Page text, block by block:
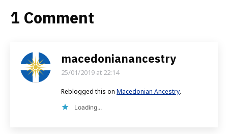
1 Comment
macedonianancestry
says:
25/01/2019 at 22:14
Reblogged this on Macedonian Ancestry.
Loading...